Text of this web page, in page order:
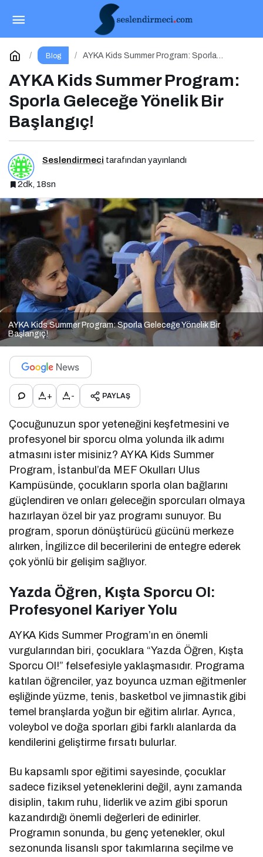
Blog
AYKA Kids Summer Program: Sporla
AYKA Kids Summer Program:
Sporla Geleceğe Yönelik Bir
Başlangıç!
Seslendirmeci tarafından yayınlandı
2dk, 18sn
AYKA Kids Summer Program: Sporla Geleceğe Yönelik Bir
Başlangıç!
+ - PAYLAŞ
Çocuğunuzun spor yeteneğini keşfetmesini ve
profesyonel bir sporcu olma yolunda ilk adımı
atmasını ister misiniz? AYKA Kids Summer
Program, İstanbul’da MEF Okulları Ulus
Kampüsünde, çocukların sporla olan bağlarını
güçlendiren ve onları geleceğin sporcuları olmaya
hazırlayan özel bir yaz programı sunuyor. Bu
program, sporun dönüştürücü gücünü merkeze
alırken, İngilizce dil becerilerini de entegre ederek
çok yönlü bir gelişim sağlıyor.
Yazda Öğren, Kışta Sporcu Ol:
Profesyonel Kariyer Yolu
AYKA Kids Summer Program’ın en önemli
vurgularından biri, çocuklara “Yazda Öğren, Kışta
Sporcu Ol!” felsefesiyle yaklaşmasıdır. Programa
katılan öğrenciler, yaz boyunca uzman eğitmenler
eşliğinde yüzme, tenis, basketbol ve jimnastik gibi
temel branşlarda yoğun bir eğitim alırlar. Ayrıca,
voleybol ve doğa sporları gibi farklı alanlarda da
kendilerini geliştirme fırsatı bulurlar.
Bu kapsamlı spor eğitimi sayesinde, çocuklar
sadece fiziksel yeteneklerini değil, aynı zamanda
disiplin, takım ruhu, liderlik ve azim gibi sporun
kazandırdığı önemli değerleri de edinirler.
Programın sonunda, bu genç yetenekler, okul
sezonunda lisanslı spor takımlarına seçilme ve
Bayramlar Bağ Kurardı: Bugün Hâlâ Kuruyor
mu?Yorum Yap